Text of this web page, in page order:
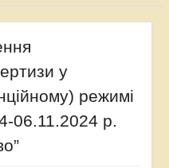
у
режимі
06.11.2024 р.